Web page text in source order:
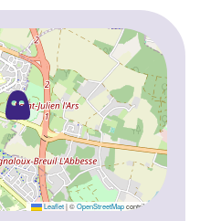
Leaflet |©OpenStreetMapcontributors